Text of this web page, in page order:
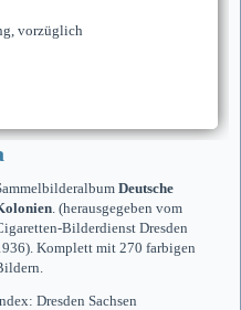
vorzüglich
Deutsche
. (herausgegeben vom
Bilderdienst Dresden
Komplett mit 270 farbigen
Dresden Sachsen